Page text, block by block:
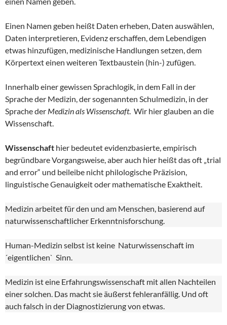
Einen Namen geben heißt Daten erheben, Daten auswählen,
Daten interpretieren, Evidenz erschaffen, dem Lebendigen
etwas hinzufügen, medizinische Handlungen setzen, dem
Körpertext einen weiteren Textbaustein (hin-) zufügen.
Innerhalb einer gewissen Sprachlogik, in dem Fall in der
Sprache der Medizin, der sogenannten Schulmedizin, in der
Sprache der Medizin als Wissenschaft. Wir hier glauben an die
Wissenschaft.
Wissenschaft hier bedeutet evidenzbasierte, empirisch
begründbare Vorgangsweise, aber auch hier heißt das oft „trial
and error“ und beileibe nicht philologische Präzision,
linguistische Genauigkeit oder mathematische Exaktheit.
Medizin arbeitet für den und am Menschen, basierend auf
naturwissenschaftlicher Erkenntnisforschung.
Human-Medizin selbst ist keine Naturwissenschaft im
´eigentlichen` Sinn.
Medizin ist eine Erfahrungswissenschaft mit allen Nachteilen
einer solchen. Das macht sie äußerst fehleranfällig. Und oft
auch falsch in der Diagnostizierung von etwas.